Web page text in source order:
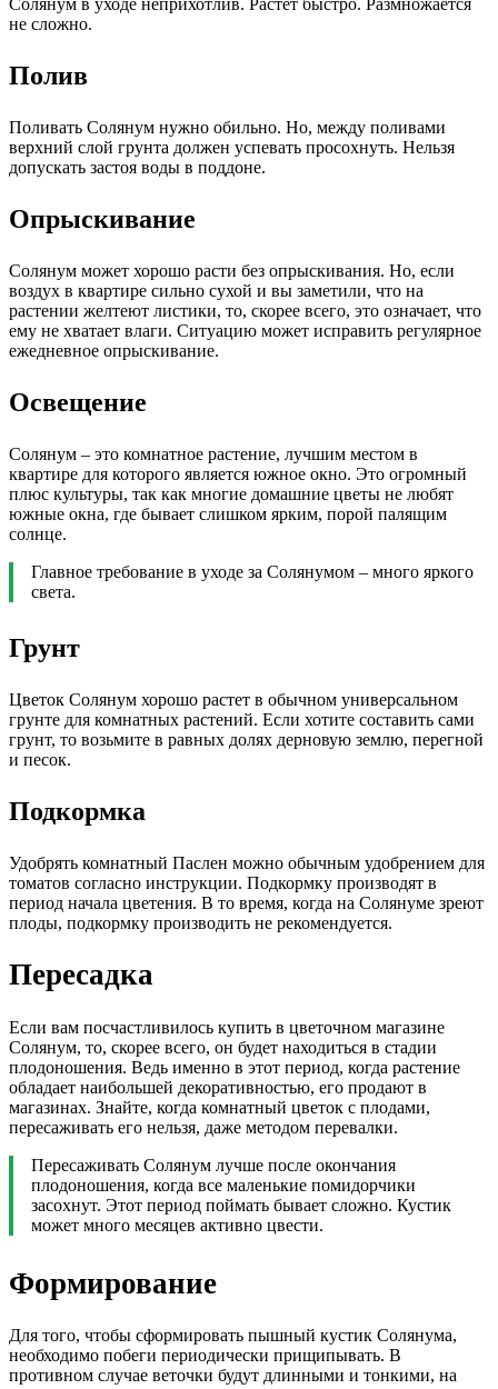
не сложно.
Полив
Поливать Солянум нужно обильно. Но, между поливами
верхний слой грунта должен успевать просохнуть. Нельзя
допускать застоя воды в поддоне.
Опрыскивание
Солянум может хорошо расти без опрыскивания. Но, если
воздух в квартире сильно сухой и вы заметили, что на
растении желтеют листики, то, скорее всего, это означает, что
ему не хватает влаги. Ситуацию может исправить регулярное
ежедневное опрыскивание.
Освещение
Солянум – это комнатное растение, лучшим местом в
квартире для которого является южное окно. Это огромный
плюс культуры, так как многие домашние цветы не любят
южные окна, где бывает слишком ярким, порой палящим
солнце.
Главное требование в уходе за Солянумом – много яркого
света.
Грунт
Цветок Солянум хорошо растет в обычном универсальном
грунте для комнатных растений. Если хотите составить сами
грунт, то возьмите в равных долях дерновую землю, перегной
и песок.
Подкормка
Удобрять комнатный Паслен можно обычным удобрением для
томатов согласно инструкции. Подкормку производят в
период начала цветения. В то время, когда на Солянуме зреют
плоды, подкормку производить не рекомендуется.
Пересадка
Если вам посчастливилось купить в цветочном магазине
Солянум, то, скорее всего, он будет находиться в стадии
плодоношения. Ведь именно в этот период, когда растение
обладает наибольшей декоративностью, его продают в
магазинах. Знайте, когда комнатный цветок с плодами,
пересаживать его нельзя, даже методом перевалки.
Пересаживать Солянум лучше после окончания
плодоношения, когда все маленькие помидорчики
засохнут. Этот период поймать бывает сложно. Кустик
может много месяцев активно цвести.
Формирование
Для того, чтобы сформировать пышный кустик Солянума,
необходимо побеги периодически прищипывать. В
противном случае веточки будут длинными и тонкими, на